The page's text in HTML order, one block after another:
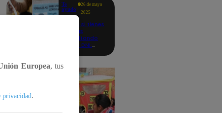
Te
ayudo
26 de mayo
2025
Revisa si tienes
deudas
consultando
con tu DNI:
detalles
Europea, tus
privacidad.